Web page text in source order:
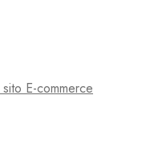
E-commerce